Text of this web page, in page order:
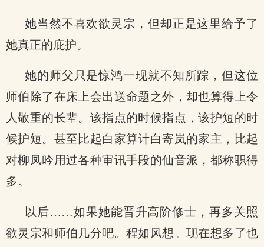
她当然不喜欢欲灵宗，但却正是这里给予了
她真正的庇护。
她的师父只是惊鸿一现就不知所踪，但这位
师伯除了在床上会出送命题之外，却也算得上令
人敬重的长辈。该指点的时候指点，该护短的时
候护短。甚至比起白家算计白寄岚的家主，比起
对柳凤吟用过各种审讯手段的仙音派，都称职得
多。
以后……如果她能晋升高阶修士，再多关照
欲灵宗和师伯几分吧。程如风想。现在想多了也